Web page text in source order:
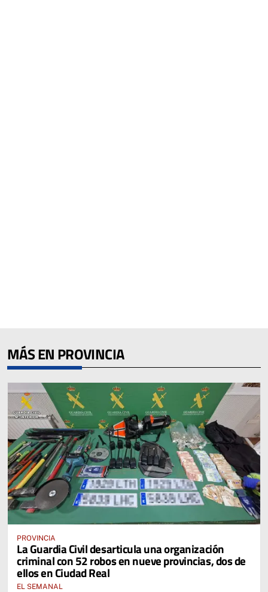
MÁS EN PROVINCIA
PROVINCIA
La Guardia Civil desarticula una organización
criminal con 52 robos en nueve provincias, dos de
ellos en Ciudad Real
EL SEMANAL